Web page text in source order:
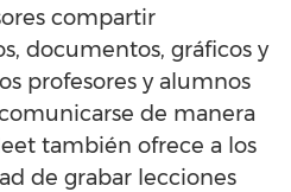
compartir
documentos, gráficos y
profesores y alumnos
de manera
también ofrece a los
de grabar lecciones